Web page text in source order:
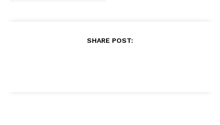
SHARE POST: